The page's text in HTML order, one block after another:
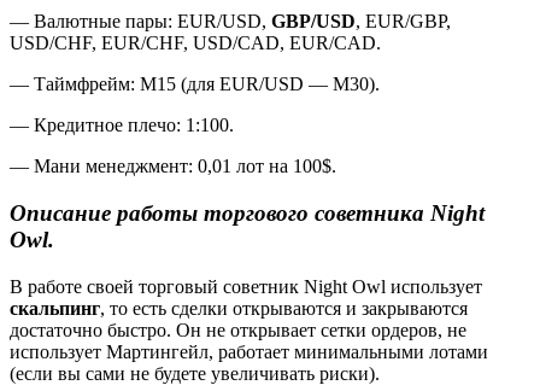
— Валютные пары: EUR/USD, GBP/USD, EUR/GBP,
USD/CHF, EUR/CHF, USD/CAD, EUR/CAD.
— Таймфрейм: М15 (для EUR/USD — M30).
— Кредитное плечо: 1:100.
— Мани менеджмент: 0,01 лот на 100$.
Описание работы торгового советника Night
Owl.
В работе своей торговый советник Night Owl использует
скальпинг, то есть сделки открываются и закрываются
достаточно быстро. Он не открывает сетки ордеров, не
использует Мартингейл, работает минимальными лотами
(если вы сами не будете увеличивать риски).